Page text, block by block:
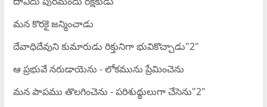
మన కొరకై జన్మించాడు
దేవాధిదేవుని కుమారుడు రిక్తునిగా భువికొచ్చాడు"2"
ఆ ప్రభువే నరుడాయెను - లోకమును ప్రేమించెను
మన పాపము తొలగించెను - పరిశుథ్థులుగా చేసెను"2"